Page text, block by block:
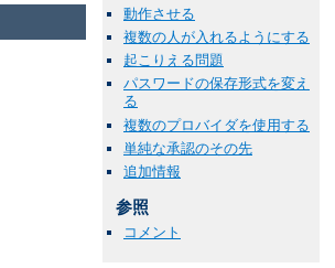
動作させる
複数の人が入れるようにする
起こりえる問題
パスワードの保存形式を変え
る
複数のプロバイダを使用する
単純な承認のその先
追加情報
参照
コメント